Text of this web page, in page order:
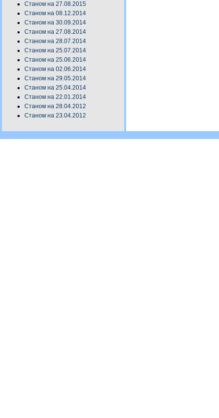
Станом на 27.08.2015
Станом на 08.12.2014
Станом на 30.09.2014
Станом на 27.08.2014
Станом на 28.07.2014
Станом на 25.07.2014
Станом на 25.06.2014
Станом на 02.06.2014
Станом на 29.05.2014
Станом на 25.04.2014
Станом на 22.01.2014
Станом на 28.04.2012
Станом на 23.04.2012